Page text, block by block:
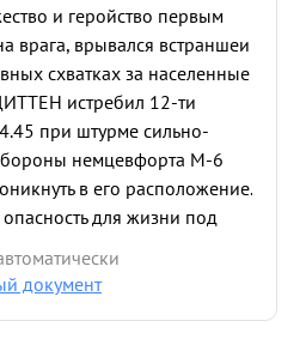
и геройство первым
врага, врывался встраншеи
схватках за населенные
истребил 12-ти
при штурме сильно-
немцевфорта М-6
в его расположение.
для жизни под
по сигналу в АТАКУ"
форта, где огнем
документ